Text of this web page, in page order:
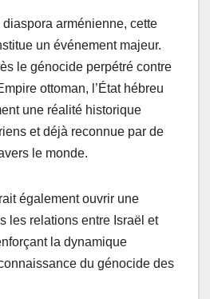
diaspora arménienne, cette
un événement majeur.
le génocide perpétré contre
ottoman, l’État hébreu
une réalité historique
et déjà reconnue par de
le monde.
également ouvrir une
les relations entre Israël et
la dynamique
du génocide des